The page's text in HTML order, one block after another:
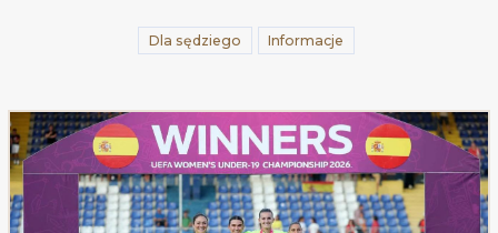
Dla sędziego Informacje